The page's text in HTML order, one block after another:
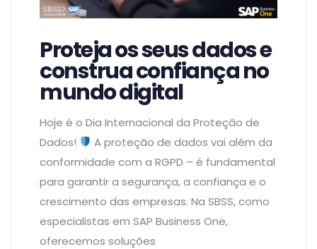
Proteja os seus dados e
construa confiança no
mundo digital
Hoje é o Dia Internacional da Proteção de
Dados!
A proteção de dados vai além da
conformidade com a RGPD – é fundamental
para garantir a segurança, a confiança e o
crescimento das empresas. Na SBSS, como
especialistas em SAP Business One,
oferecemos soluções